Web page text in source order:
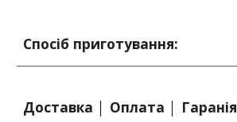
Спосіб приготування:
Доставка │ Оплата │ Гаранія